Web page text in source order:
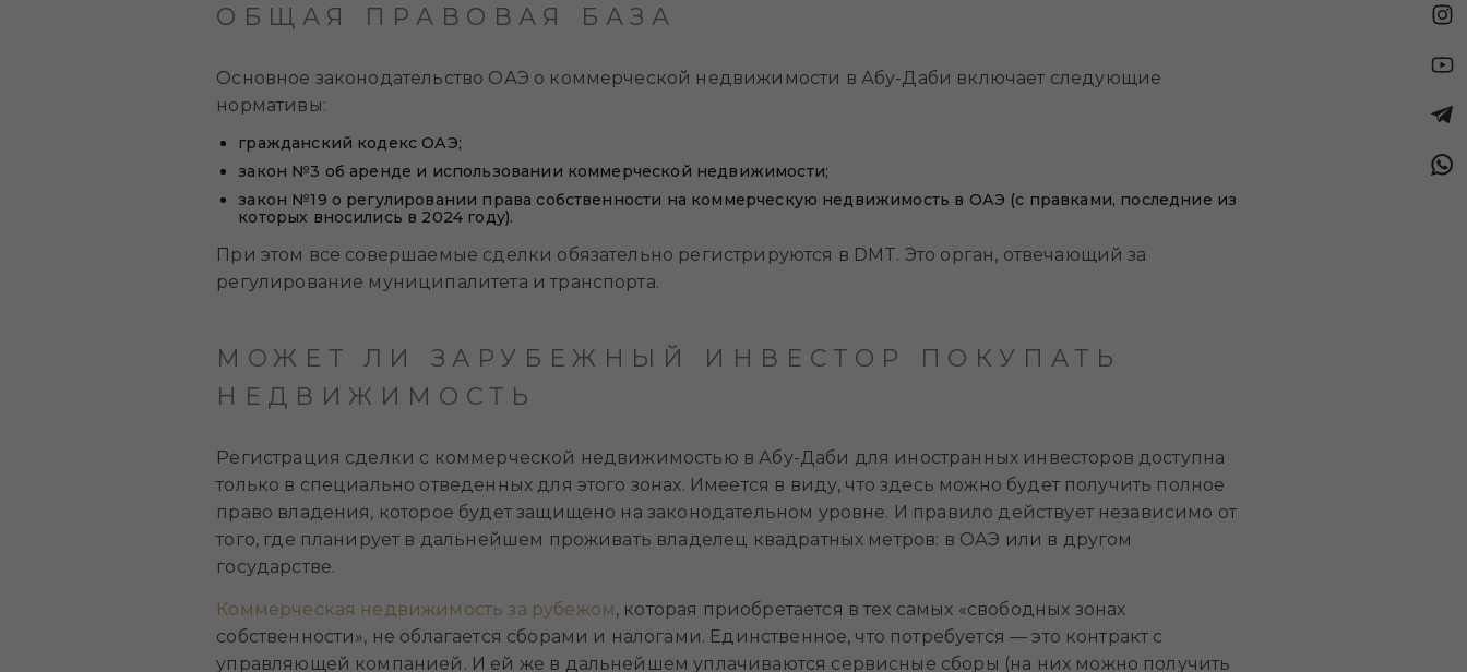
ОБЩАЯ ПРАВОВАЯ БАЗА
Основное законодательство ОАЭ о коммерческой недвижимости в Абу-Даби включает следующие
нормативы:
гражданский кодекс ОАЭ;
закон №3 об аренде и использовании коммерческой недвижимости;
закон №19 о регулировании права собственности на коммерческую недвижимость в ОАЭ (с правками, последние из
которых вносились в 2024 году).
При этом все совершаемые сделки обязательно регистрируются в DMT. Это орган, отвечающий за
регулирование муниципалитета и транспорта.
МОЖЕТ ЛИ ЗАРУБЕЖНЫЙ ИНВЕСТОР ПОКУПАТЬ
НЕДВИЖИМОСТЬ
Регистрация сделки с коммерческой недвижимостью в Абу-Даби для иностранных инвесторов доступна
только в специально отведенных для этого зонах. Имеется в виду, что здесь можно будет получить полное
право владения, которое будет защищено на законодательном уровне. И правило действует независимо от
того, где планирует в дальнейшем проживать владелец квадратных метров: в ОАЭ или в другом
государстве.
Коммерческая недвижимость за рубежом, которая приобретается в тех самых «свободных зонах
собственности», не облагается сборами и налогами. Единственное, что потребуется — это контракт с
управляющей компанией. И ей же в дальнейшем уплачиваются сервисные сборы (на них можно получить